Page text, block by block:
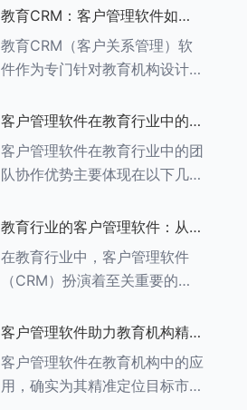
述其助力作用： ###一、学员
信息管理 客户管理软件具备强
大的学员信息管理功能，能够集
中存储
教育CRM：客户管理软件如何
增强教育品牌影响力
教育CRM（客户关系管理）软
件作为专门针对教育机构设计的
影响力方面发挥着重要作用。以
下详细分析教育CRM软件如何
助力提升教育品牌影响力：
###一、
客户管理软件在教育行业中的团
队协作优势
客户管理软件在教育行业中的团
队协作优势主要体现在以下几个
与共享 客户管理软件作为强大
的信息存储库，能够整合并记录
学生的基本信息（如姓名、年
龄、联
教育行业的客户管理软件：从招
生到毕业的全方位管理
在教育行业中，客户管理软件
（CRM）扮演着至关重要的角
全方位管理，提升教育机构的管
理效率和学员满意度。以下是一
些适合教育行业的CRM软件及
其功能特点：
客户管理软件助力教育机构精准
定位目标市场
客户管理软件在教育机构中的应
用，确实为其精准定位目标市场